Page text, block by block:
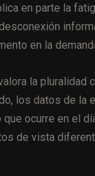
en parte la
en la
la
los datos de la
ocurre en el
de vista